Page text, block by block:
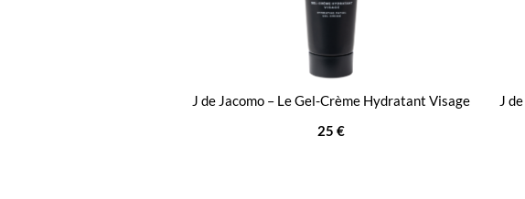
J de Jacomo – Le Gel-Crème Hydratant Visage
25 €
J